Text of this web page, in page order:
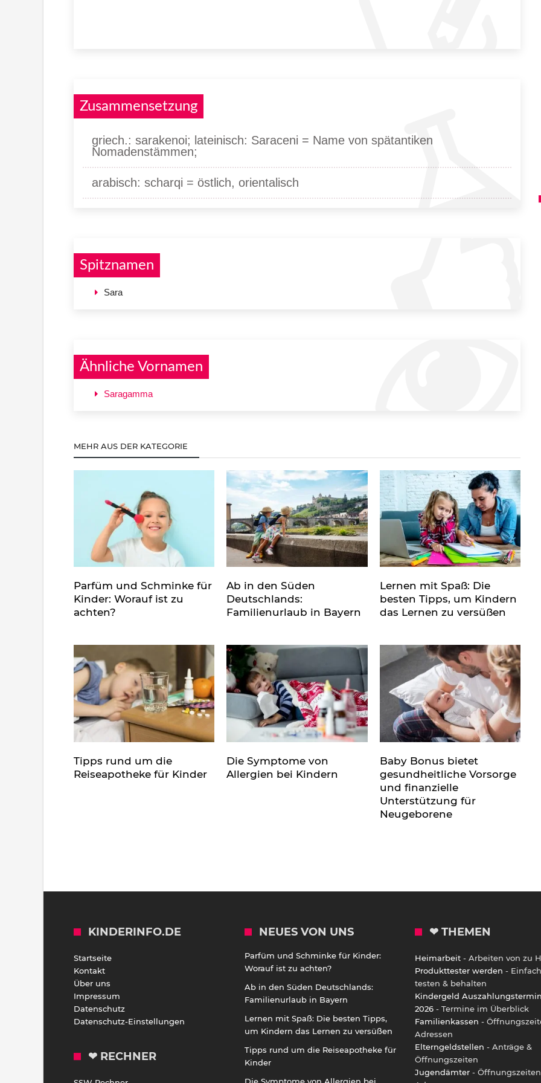
Zusammensetzung
griech.: sarakenoi; lateinisch: Saraceni = Name von spätantiken
Nomadenstämmen;
arabisch: scharqi = östlich, orientalisch
Spitznamen
Sara
Ähnliche Vornamen
Saragamma
MEHR AUS DER KATEGORIE
Parfüm und Schminke für
Kinder: Worauf ist zu
achten?
Ab in den Süden
Deutschlands:
Familienurlaub in Bayern
Lernen mit Spaß: Die
besten Tipps, um Kindern
das Lernen zu versüßen
Tipps rund um die
Reiseapotheke für Kinder
Die Symptome von
Allergien bei Kindern
Baby Bonus bietet
gesundheitliche Vorsorge
und finanzielle
Unterstützung für
Neugeborene
KINDERINFO.DE
Startseite
Kontakt
Über uns
Impressum
Datenschutz
Datenschutz-Einstellungen
❤ RECHNER
NEUES VON UNS
Parfüm und Schminke für Kinder:
Worauf ist zu achten?
Ab in den Süden Deutschlands:
Familienurlaub in Bayern
Lernen mit Spaß: Die besten Tipps,
um Kindern das Lernen zu versüßen
Tipps rund um die Reiseapotheke für
Kinder
Die Symptome von Allergien bei
❤ THEMEN
Heimarbeit - Arbeiten von zu
Produkttester werden - Einfach
testen & behalten
Kindergeld
2026 - Termine im Überblick
Familienkassen -
Adressen
Elterngeldstellen - Anträge &
Öffnungszeiten
Jugendämter -